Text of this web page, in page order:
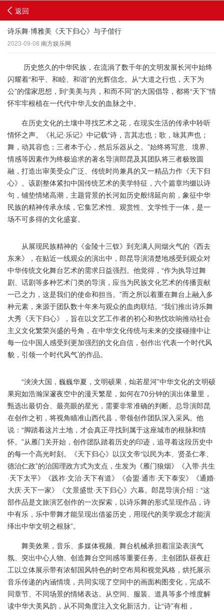
返回
诗乐舞·博雅美《天下归心》与子偕行
2023-09-08 南方娱乐网
历史悠久的中华民族，在流淌了数千年的文明发展长河中始终
闪耀着“和平、和睦、和谐”的光辉信念。从“大道之行也，天下为
公”的儒家思想，到“美美与共，和而不同”的大国倡导，都将“天下”情
怀牢牢根植在一代代中华儿女的血脉之中。
在历史文化的土壤中寻找艺术之花，在现实生活的传承中聆听
情怀之声。《礼记·乐记》中记载“诗，言其志也；歌，咏其声也；
舞，动其容也；三者本于心，然后乐器从之。”始终将写意、境界、
情感等因素作为终极追求的著名导演郎昆及其团队将三者极致圆
融，打造出审美受众广泛、传统时尚兼具的又一精品力作《天下归
心》。该剧整体紧扣中国传统艺术的美学特征，六个篇章均缀以诗
句，铺垫情绪高潮，主题背景的长河如历史般绵延向前，象征中华
民族的精神传承永续，它集艺术性、观赏性、文学性于一体，是一
场不可多得的文化盛宴。
从展现民族精神的《金陵十三钗》到充满人间烟火气的《西去
东来》，在贴近一线观众的演出中，郎昆导演清楚地感受到观众对
中华传统文化舞台艺术的需求日益强烈。他觉得，“作为执导过舞
剧、话剧等多种艺术门类的导演，应当为民族文化艺术的传播贡献
一己之力，这是我们的使命和担当。”而之所以着重在舞台上融入多
种元素，来源于团队数十年来与观众的血肉联结。“我们推出诗乐舞
大秀《天下归心》，旨在以文艺工作者的初心和热忱吹响推动社会
主义文化繁荣兴盛的号角，在中华文化传统与未来的交接碰撞中让
每一位中国人感受到更加强烈的文化自信，创作出‘代表一个时代风
貌，引领一个时代风气’的作品。
“泱泱大国，巍巍华夏，文明硕果，灿若星河”中华文化的文明硕
果宛如浩瀚深邃夜空中的漫天繁星，如何在70分钟的演出体量里，
甄选出最切合、最亮眼的星光，需要非常准确的判断。总导演郎昆
在创作之初，将视角瞄准山西代县，带领创作团队深入采风。他
说：“脚踏着这片土地，才会真正寻找到属于这座城市的根脉和情
怀。”从雁门关开始，创作团队踏着历史的印迹，追寻着这段历史中
的每一个高光时刻。《天下归心》以汉文帝“以民为本、贤圣仁孝、
德治仁政”的治国理政方式为支点，生发为《雁门狼烟》《入带·共生
·天下太平》《践祚·文治·天下有道》《会盟·通市·天下泰安》《通婚·
大庆·天下一家》《文景盛世·天下归心》六幕。郎昆导演介绍：“这
部作品是文旅演艺创作的一次探索，以诗乐舞的形式呈现作品，诗
中有乐，乐中带舞才能呈现出借鉴历史，用现代的美学观念才能演
绎出中华文明之根脉”。
舞美效果，音乐、多媒体视频、舞台机械承担着渲染表演气
氛、突出中心人物、创造舞台空间感等重要任务。主创团队昼夜赶
工以立体展示带有浓郁国风特色的时空布局和视觉风格，烘托展示
音乐传递的内涵情境，共同实现了空间中的画面构图变化，完成不
同章节、不同场景的情绪表达。从空间、服装、道具等多个维度解
读中华大美风韵，从不同角度注入文化新活力。让“诗”有相，